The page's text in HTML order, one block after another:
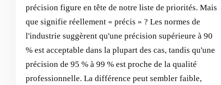
précision figure en tête de notre liste de priorités. Mais
que signifie réellement « précis » ? Les normes de
l'industrie suggèrent qu'une précision supérieure à 90
% est acceptable dans la plupart des cas, tandis qu'une
précision de 95 % à 99 % est proche de la qualité
professionnelle. La différence peut sembler faible,